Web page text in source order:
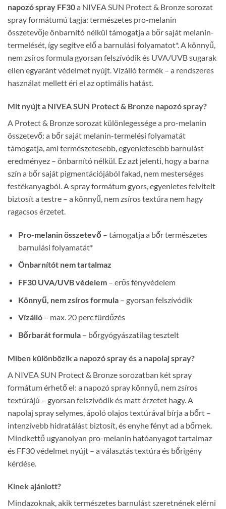
napozó spray FF30a NIVEA SUN Protect & Bronze sorozat
spray formátumú tagja: természetes pro-melanin
összetevője önbarnító nélkül támogatja a bőr saját melanin-
termelését, így segítve elő a barnulási folyamatot*. A könnyű,
nem zsíros formula gyorsan felszívódik és UVA/UVB sugarak
ellen egyaránt védelmet nyújt. Vízálló termék – a rendszeres
használat mellett éri el az optimális hatást.
Mit nyújt a NIVEA SUN Protect & Bronze napozó spray?
A Protect & Bronze sorozat különlegessége a pro-melanin
összetevő: a bőr saját melanin-termelési folyamatát
támogatja, ami természetesebb, egyenletesebb barnulást
eredményez – önbarnító nélkül. Ez azt jelenti, hogy a barna
szín a bőr saját pigmentációjából fakad, nem mesterséges
festékanyagból. A spray formátum gyors, egyenletes felvitelt
biztosít a testre – a könnyű, nem zsíros textúra nem hagy
ragacsos érzetet.
Pro-melanin összetevő– támogatja a bőr természetes
barnulási folyamatát*
Önbarnítót nem tartalmaz
FF30 UVA/UVB védelem– erős fényvédelem
Könnyű, nem zsíros formula– gyorsan felszívódik
Vízálló– max. 20 perc fürdőzés
Bőrbarát formula– bőrgyógyászatilag tesztelt
Miben különbözik a napozó spray és a napolaj spray?
A NIVEA SUN Protect & Bronze sorozatban két spray
formátum érhető el: a napozó spray könnyű, nem zsíros
textúrájú – gyorsan felszívódik és matt érzetet hagy. A
napolaj spray selymes, ápoló olajos textúrával bírja a bőrt –
intenzívebb hidratálást biztosít, és enyhe fényt ad a bőrnek.
Mindkettő ugyanolyan pro-melanin hatóanyagot tartalmaz
és FF30 védelmet nyújt – a választás textúra és bőrigény
kérdése.
Kinek ajánlott?
Mindazoknak, akik természetes barnulást szeretnének elérni